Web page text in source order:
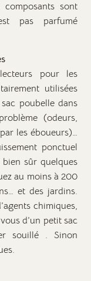
sont
pas parfumé
pour les
utilisées
poubelle dans
(odeurs,
les éboueurs)…
ponctuel
sûr quelques
au moins à 200
et des jardins.
chimiques,
d’un petit sac
souillé . Sinon